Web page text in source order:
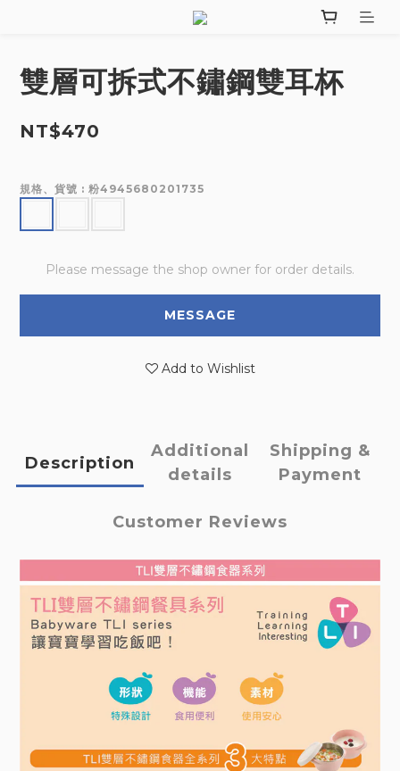
雙層可拆式不鏽鋼雙耳杯
NT$470
規格、貨號 : 粉4945680201735
Please message the shop owner for order details.
MESSAGE
Add to Wishlist
Description
Additional
details
Shipping &
Payment
Customer Reviews